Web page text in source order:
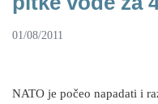
01/08/2011
NATO je počeo napadati i